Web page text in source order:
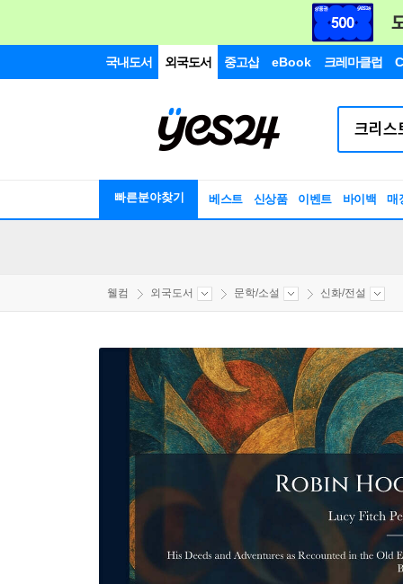
국내도서 외국도서 중고샵 eBook 크레마클럽
빠른분야찾기 베스트 신상품 이벤트 바이백 매
웰컴 외국도서 문학/소설 신화/전설